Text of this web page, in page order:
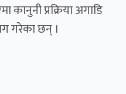
प्रक्रिया अगाडि
गरेका छन् ।